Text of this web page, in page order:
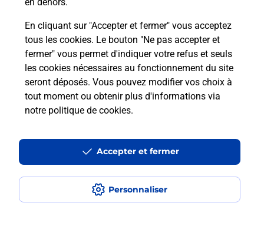
En cliquant sur "Accepter et fermer" vous acceptez
tous les cookies. Le bouton "Ne pas accepter et
fermer" vous permet d'indiquer votre refus et seuls
les cookies nécessaires au fonctionnement du site
seront déposés. Vous pouvez modifier vos choix à
tout moment ou obtenir plus d'informations via
notre politique de cookies.
Personnaliser
Accepter et fermer
Localiser Liste Ille-et-Vilaine MARPIRE
Accessibilité : partiellement conforme
Conditions contractuelles
Mentions légales